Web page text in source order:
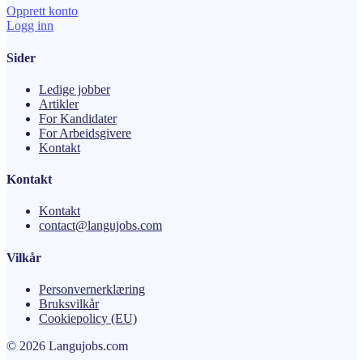
Opprett konto
Logg inn
Sider
Ledige jobber
Artikler
For Kandidater
For Arbeidsgivere
Kontakt
Kontakt
Kontakt
contact@langujobs.com
Vilkår
Personvernerklæring
Bruksvilkår
Cookiepolicy (EU)
© 2026 Langujobs.com